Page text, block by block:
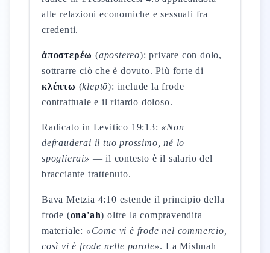
alle relazioni economiche e sessuali fra
credenti.
ἀποστερέω (apostereō): privare con dolo,
sottrarre ciò che è dovuto. Più forte di
κλέπτω (kleptō): include la frode
contrattuale e il ritardo doloso.
Radicato in Levitico 19:13: «Non
defrauderai il tuo prossimo, né lo
spoglierai» — il contesto è il salario del
bracciante trattenuto.
Bava Metzia 4:10 estende il principio della
frode (ona'ah) oltre la compravendita
materiale: «Come vi è frode nel commercio,
così vi è frode nelle parole». La Mishnah